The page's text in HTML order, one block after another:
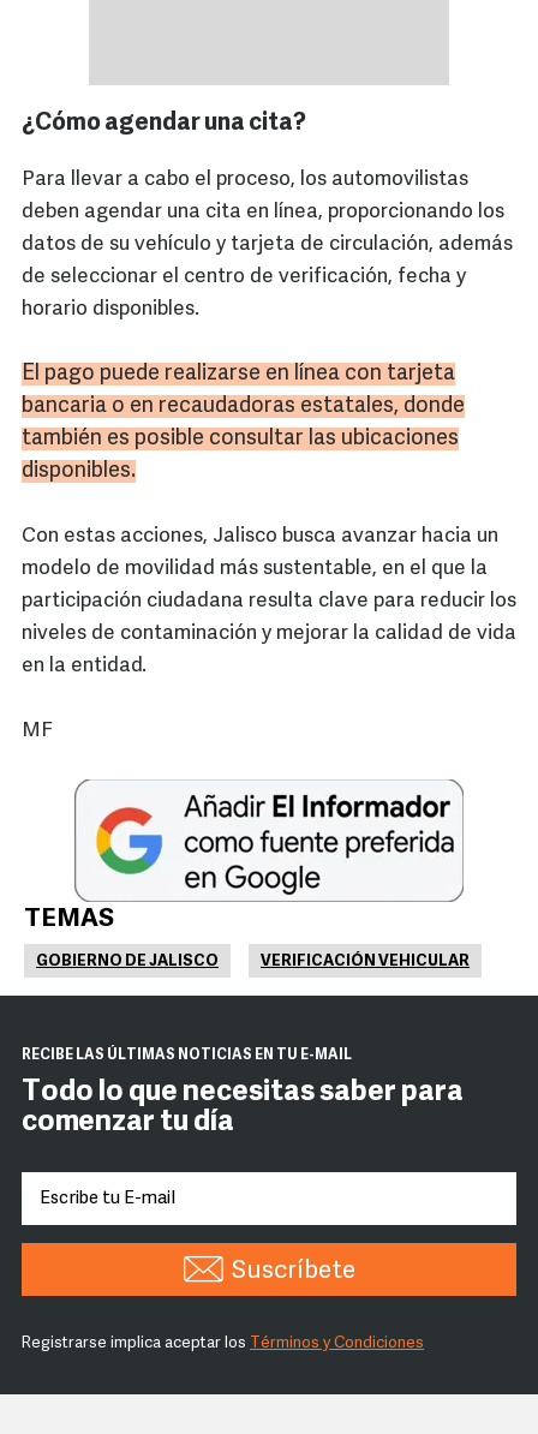
¿Cómo agendar una cita?
Para llevar a cabo el proceso, los automovilistas
deben agendar una cita en línea, proporcionando los
datos de su vehículo y tarjeta de circulación, además
de seleccionar el centro de verificación, fecha y
horario disponibles.
El pago puede realizarse en línea con tarjeta
bancaria o en recaudadoras estatales, donde
también es posible consultar las ubicaciones
disponibles.
Con estas acciones, Jalisco busca avanzar hacia un
modelo de movilidad más sustentable, en el que la
participación ciudadana resulta clave para reducir los
niveles de contaminación y mejorar la calidad de vida
en la entidad.
MF
TEMAS
GOBIERNO DE JALISCO VERIFICACIÓN VEHICULAR
RECIBE LAS ÚLTIMAS NOTICIAS EN TU E-MAIL
Todo lo que necesitas saber para
comenzar tu día
Suscríbete
Registrarse implica aceptar los Términos y Condiciones